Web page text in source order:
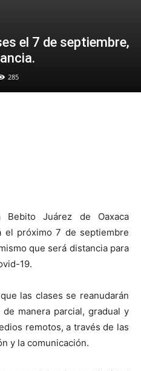
el 7 de septiembre,
285
Bebito Juárez de Oaxaca
el próximo 7 de septiembre
que será distancia para
19.
las clases se reanudarán
manera parcial, gradual y
remotos, a través de las
y la comunicación.